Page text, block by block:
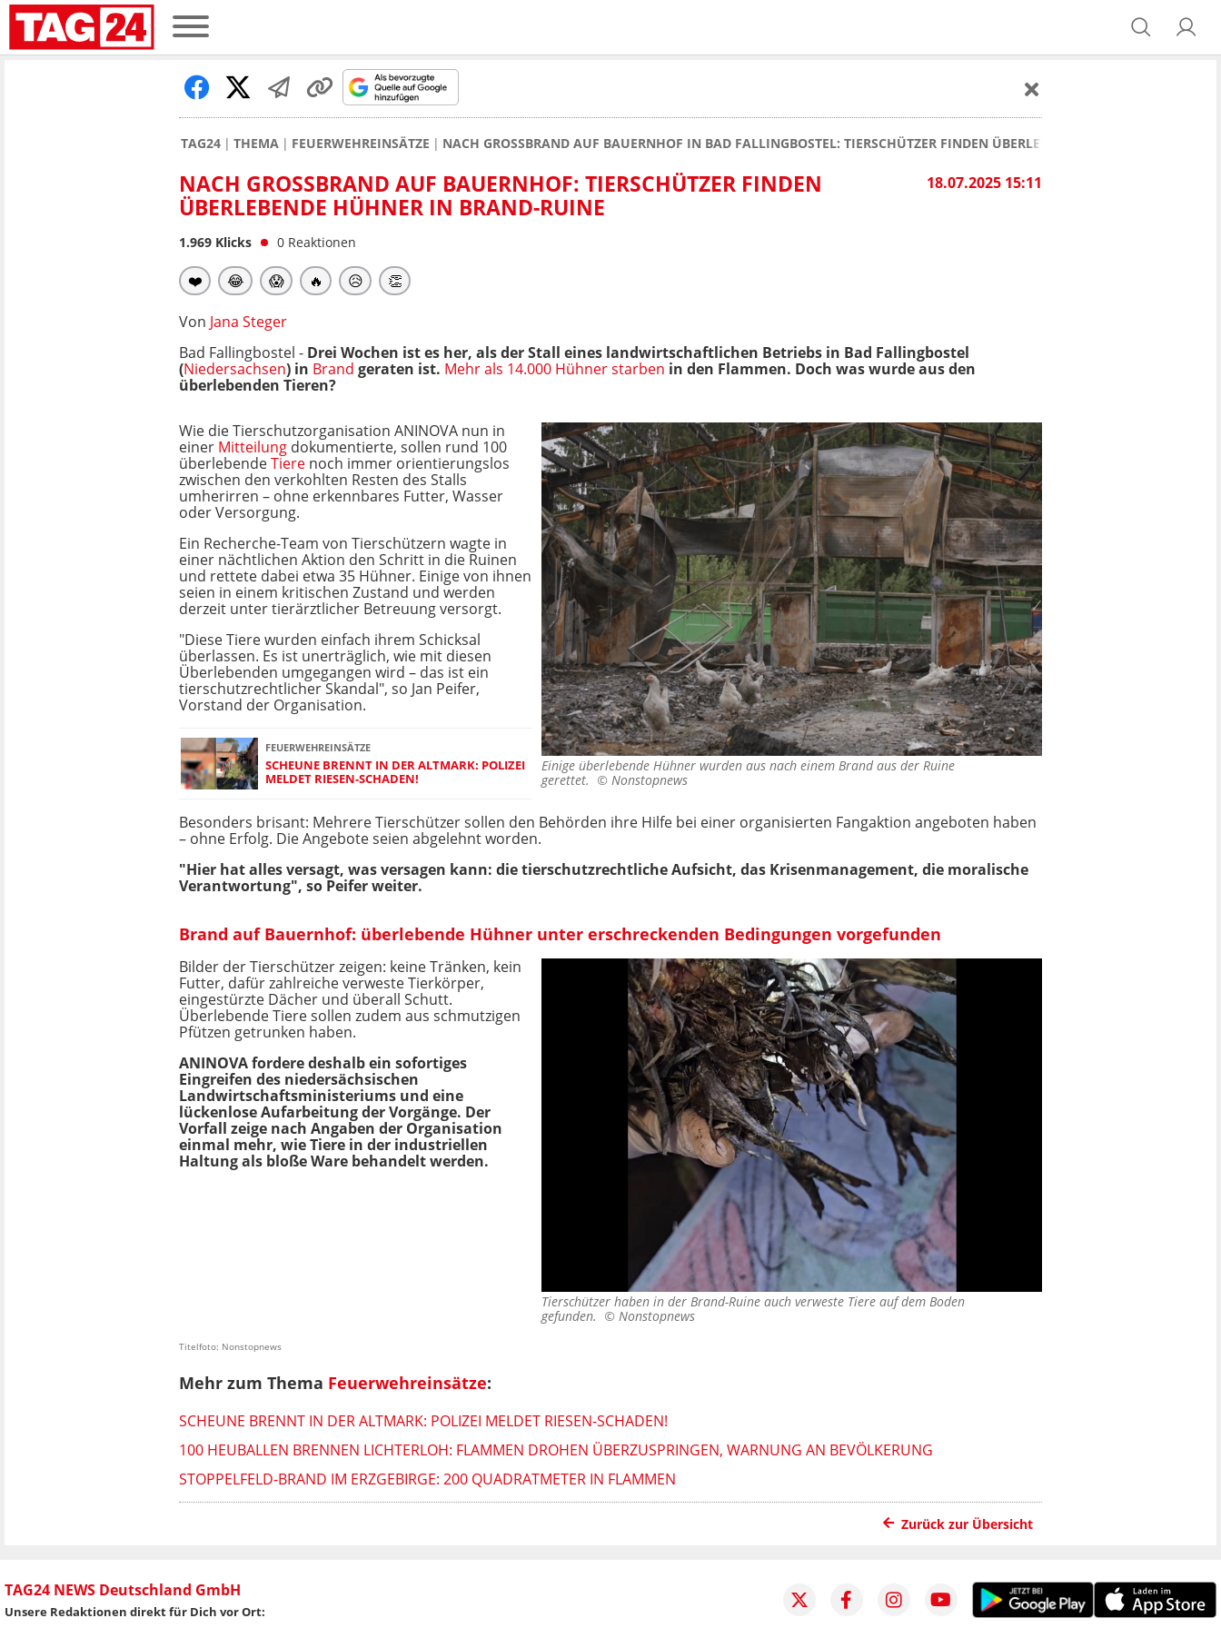
TAG24 THEMA FEUERWEHREINSÄTZE NACH GROSSBRAND AUF BAUERNHOF IN BAD FALLINGBOSTEL: TIERSCHÜTZER FINDEN ÜBERLEBENDE HÜHNER IN BRAND-
18.07.2025 15:11
NACH GROSSBRAND AUF BAUERNHOF: TIERSCHÜTZER FINDEN Ü
BERLEBENDE HÜHNER IN BRAND-RUINE
1.969 Klicks 0 Reaktionen
❤️ 😂 😱 🔥 😥 👏
Von Jana Steger
Bad Fallingbostel - Drei Wochen ist es her, als der Stall eines landwirtschaftlichen Betriebs in Bad Fallingbostel
(Niedersachsen) in Brand geraten ist. Mehr als 14.000 Hühner starben in den Flammen. Doch was wurde aus den
überlebenden Tieren?
Einige überlebende Hühner wurden aus nach einem Brand aus der Ruine
gerettet. © Nonstopnews
Wie die Tierschutzorganisation ANINOVA nun in
einer Mitteilung dokumentierte, sollen rund 100
überlebendeTiere noch immer orientierungslos
zwischen den verkohlten Resten des Stalls
umherirren – ohne erkennbares Futter, Wasser
oder Versorgung.
Ein Recherche-Team von Tierschützern wagte in
einer nächtlichen Aktion den Schritt in die Ruinen
und rettete dabei etwa 35 Hühner. Einige von ihnen
seien in einem kritischen Zustand und werden
derzeit unter tierärztlicher Betreuung versorgt.
"Diese Tiere wurden einfach ihrem Schicksal
überlassen. Es ist unerträglich, wie mit diesen
Überlebenden umgegangen wird – das ist ein
tierschutzrechtlicher Skandal", so Jan Peifer,
Vorstand der Organisation.
FEUERWEHREINSÄTZE
SCHEUNE BRENNT IN DER ALTMARK: POLIZEI
MELDET RIESEN-SCHADEN!
Besonders brisant: Mehrere Tierschützer sollen den Behörden ihre Hilfe bei einer organisierten Fangaktion angeboten haben
– ohne Erfolg. Die Angebote seien abgelehnt worden.
"Hier hat alles versagt, was versagen kann: die tierschutzrechtliche Aufsicht, das Krisenmanagement, die moralische
Verantwortung", so Peifer weiter.
Brand auf Bauernhof: überlebende Hühner unter erschreckenden Bedingungen vorgefunden
Tierschützer haben in der Brand-Ruine auch verweste Tiere auf dem Boden
gefunden. © Nonstopnews
Bilder der Tierschützer zeigen: keine Tränken, kein
Futter, dafür zahlreiche verweste Tierkörper,
eingestürzte Dächer und überall Schutt.
Überlebende Tiere sollen zudem aus schmutzigen
Pfützen getrunken haben.
ANINOVA fordere deshalb ein sofortiges
Eingreifen des niedersächsischen
Landwirtschaftsministeriums und eine
lückenlose Aufarbeitung der Vorgänge. Der
Vorfall zeige nach Angaben der Organisation
einmal mehr, wie Tiere in der industriellen
Haltung als bloße Ware behandelt werden.
Titelfoto: Nonstopnews
Mehr zum Thema Feuerwehreinsätze:
SCHEUNE BRENNT IN DER ALTMARK: POLIZEI MELDET RIESEN-SCHADEN!
100 HEUBALLEN BRENNEN LICHTERLOH: FLAMMEN DROHEN ÜBERZUSPRINGEN, WARNUNG AN BEVÖLKERUNG
STOPPELFELD-BRAND IM ERZGEBIRGE: 200 QUADRATMETER IN FLAMMEN
Zurück zur Übersicht
TAG24 NEWS Deutschland GmbH
Unsere Redaktionen direkt für Dich vor Ort: